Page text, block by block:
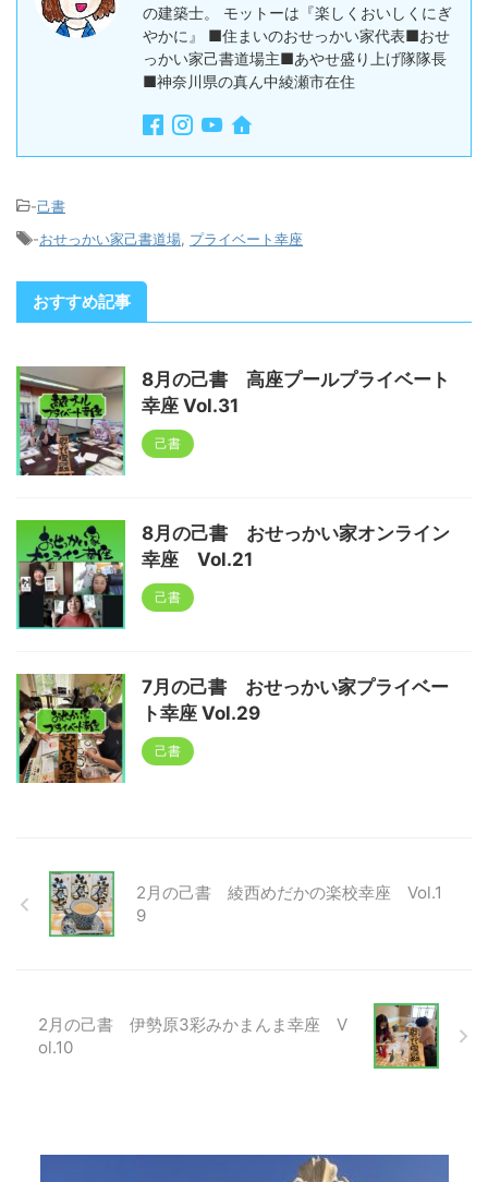
の建築士。 モットーは『楽しくおいしくにぎ
やかに』 ■住まいのおせっかい家代表■おせ
っかい家己書道場主■あやせ盛り上げ隊隊長
■神奈川県の真ん中綾瀬市在住
-己書
-おせっかい家己書道場 プライベート幸座
おすすめ記事
8月の己書 高座プールプライベート
幸座 Vol.31
己書
8月の己書 おせっかい家オンライン
幸座 Vol.21
己書
7月の己書 おせっかい家プライベー
ト幸座 Vol.29
己書
2月の己書 綾西めだかの楽校幸座 Vol.1
9
2月の己書 伊勢原3彩みかまんま幸座 V
ol.10